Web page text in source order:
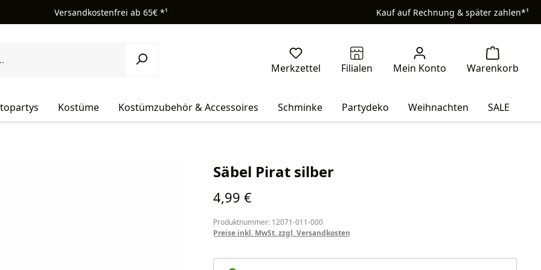
Versandkostenfrei ab 65€ *¹ Kauf auf Rechnung & später zahlen*¹
Kostüme Kostümzubehör & Accessoires Schminke Partydeko Weihnachten SALE
Säbel Pirat silber
Regulärer Preis:
4,99 €
Produktnummer: 12071-011-000
Preise inkl. MwSt. zzgl. Versandkosten